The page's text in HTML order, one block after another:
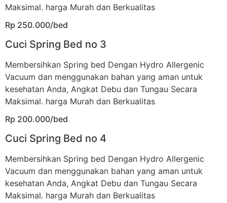
Maksimal. harga Murah dan Berkualitas
Rp 250.000/bed
Cuci Spring Bed no 3
Membersihkan Spring bed Dengan Hydro Allergenic
Vacuum dan menggunakan bahan yang aman untuk
kesehatan Anda, Angkat Debu dan Tungau Secara
Maksimal. harga Murah dan Berkualitas
Rp 200.000/bed
Cuci Spring Bed no 4
Membersihkan Spring bed Dengan Hydro Allergenic
Vacuum dan menggunakan bahan yang aman untuk
kesehatan Anda, Angkat Debu dan Tungau Secara
Maksimal. harga Murah dan Berkualitas